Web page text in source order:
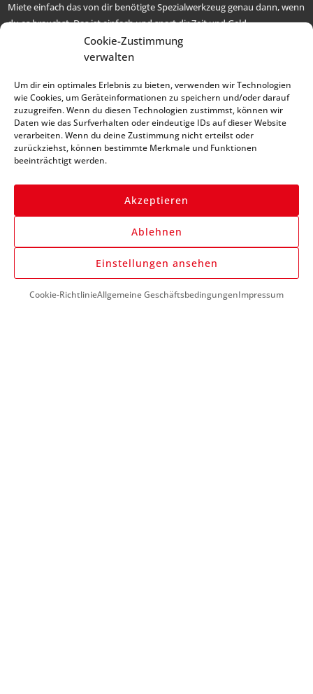
Cookie-Zustimmung
verwalten
Um dir ein optimales Erlebnis zu bieten, verwenden wir Technologien
wie Cookies, um Geräteinformationen zu speichern und/oder darauf
zuzugreifen. Wenn du diesen Technologien zustimmst, können wir
Daten wie das Surfverhalten oder eindeutige IDs auf dieser Website
verarbeiten. Wenn du deine Zustimmung nicht erteilst oder
zurückziehst, können bestimmte Merkmale und Funktionen
beeinträchtigt werden.
Akzeptieren
Ablehnen
Einstellungen ansehen
Cookie-RichtlinieAllgemeine GeschäftsbedingungenImpressum
Miete einfach das von dir benötigte Spezialwerkzeug genau dann, wenn
du es brauchst. Das ist einfach und spart dir Zeit und Geld.
* alle Preise netto, zzgl. MwSt.
Newsletter und bleibe
immer auf dem Laufenden